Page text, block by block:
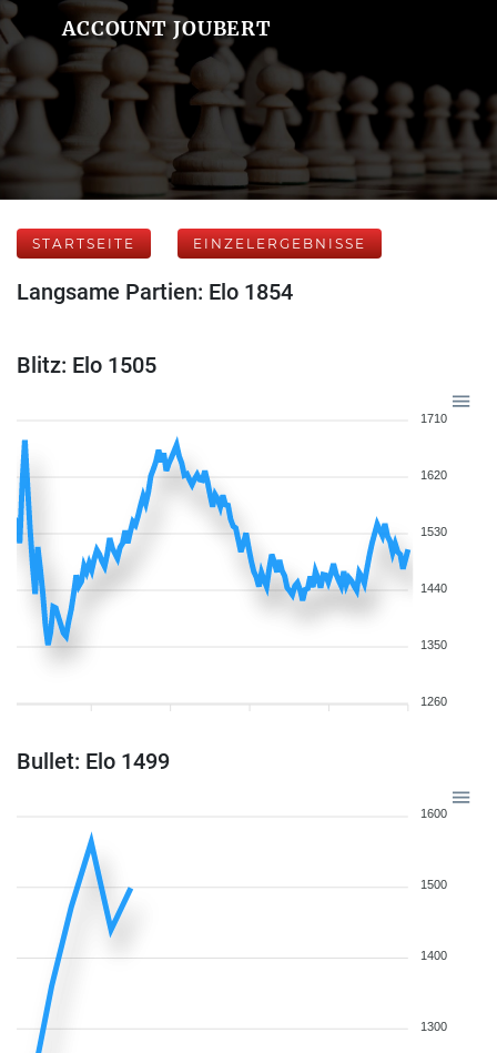
ACCOUNT JOUBERT
STARTSEITE EINZELERGEBNISSE
Langsame Partien: Elo 1854
Blitz: Elo 1505
1710
1620
1530
1440
1350
1260
Bullet: Elo 1499
1600
1500
1400
1300